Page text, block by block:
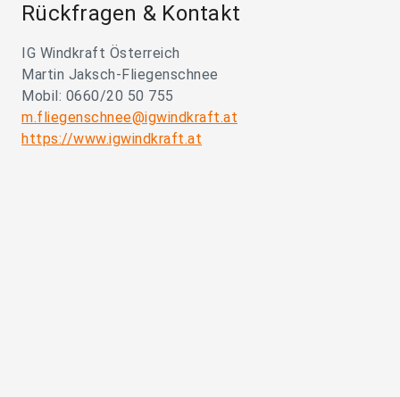
Rückfragen & Kontakt
IG Windkraft Österreich
Martin Jaksch-Fliegenschnee
Mobil: 0660/20 50 755
m.fliegenschnee@igwindkraft.at
https://www.igwindkraft.at